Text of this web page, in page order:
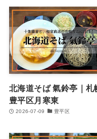
北海道そば 氣鈴亭｜札
豊平区月寒東
2026-07-09 豊平区